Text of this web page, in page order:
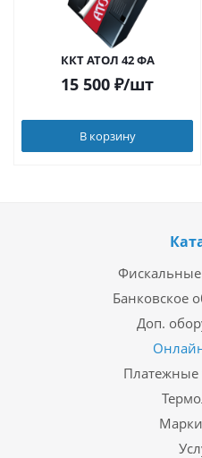
ККТ АТОЛ 42 ФА
15 500 ₽/шт
В корзину
Банковское
Доп.